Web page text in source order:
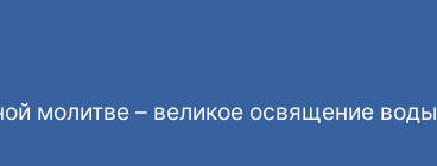
молитве – великое освящение воды